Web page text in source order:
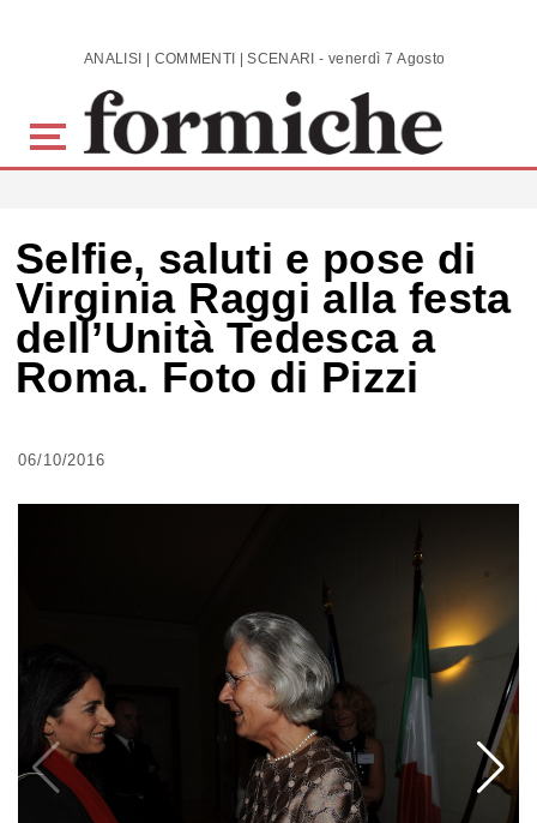
Skip to main content ANALISI | COMMENTI | SCENARI - venerdì 7 Agosto 2026
Selfie, saluti e pose di
Virginia Raggi alla festa
dell’Unità Tedesca a
Roma. Foto di Pizzi
06/10/2016